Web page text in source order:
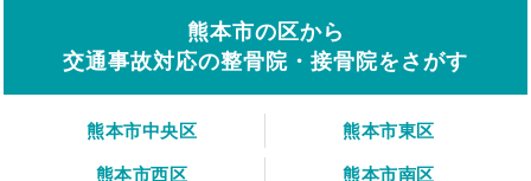
熊本市の区から
交通事故対応の整骨院・接骨院をさがす
熊本市中央区
熊本市東区
熊本市西区
熊本市南区